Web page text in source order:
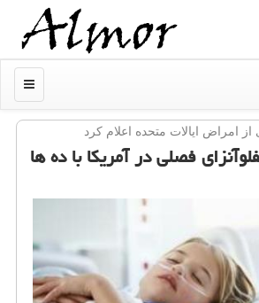
منو
امراض ایالات متحده اعلام كرد
فصلی در آمریكا با ده ها